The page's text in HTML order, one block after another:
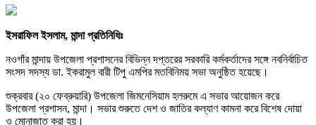
ইসরাফিল ইসলাম, মান্দা প্রতিনিধিঃ
নওগাঁর মান্দায় উপজেলা প্রশাসনের বিভিন্ন দপ্তরের সরকারি কর্মকর্তাদের সঙ্গে নবনির্বাচিত
সংসদ সদস্য ডা. ইকরামুল বারী টিপু এমপির মতবিনিময় সভা অনুষ্ঠিত হয়েছে।
শুক্রবার (২০ ফেব্রুয়ারি) উপজেলা জিমনেসিয়াম হলরুমে এ সভার আয়োজন করে
উপজেলা প্রশাসন, মান্দা। সভার শুরুতে দেশ ও জাতির কল্যাণ কামনা করে বিশেষ দোয়া
ও মোনাজাত করা হয়।